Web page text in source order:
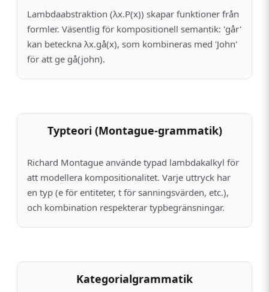
Lambdaabstraktion (λx.P(x)) skapar funktioner från
formler. Väsentlig för kompositionell semantik: 'går'
kan beteckna λx.gå(x), som kombineras med 'John'
för att ge gå(john).
Typteori (Montague-grammatik)
Richard Montague använde typad lambdakalkyl för
att modellera kompositionalitet. Varje uttryck har
en typ (e för entiteter, t för sanningsvärden, etc.),
och kombination respekterar typbegränsningar.
Kategorialgrammatik